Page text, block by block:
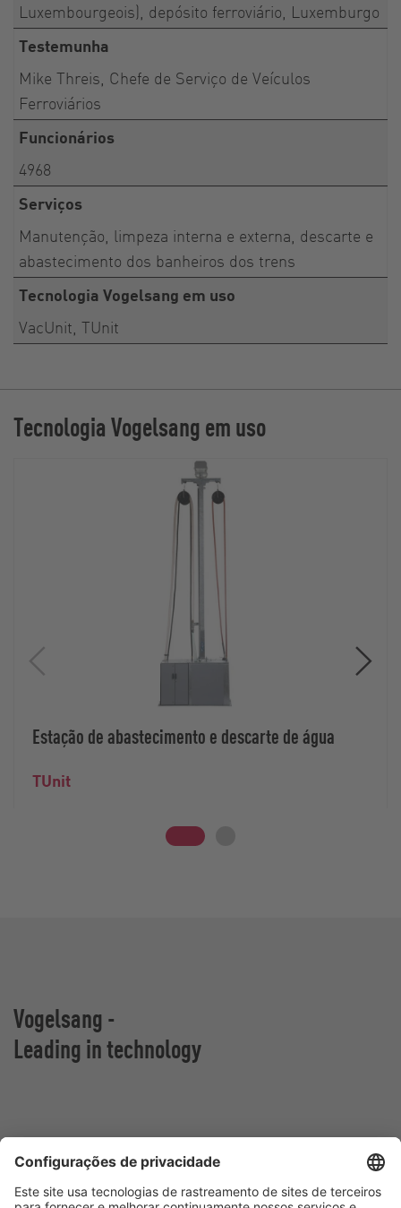
Luxembourgeois), depósito ferroviário, Luxemburgo
Testemunha
Mike Threis, Chefe de Serviço de Veículos
Ferroviários
Funcionários
4968
Serviços
Manutenção, limpeza interna e externa, descarte e
abastecimento dos banheiros dos trens
Tecnologia Vogelsang em uso
VacUnit, TUnit
Tecnologia Vogelsang em uso
Estação de abastecimento e descarte de água
TUnit
Vogelsang -
Leading in technology
Av. Theodomiro Porto da Fonseca, 3397
São Leopoldo/RS, 93022-715